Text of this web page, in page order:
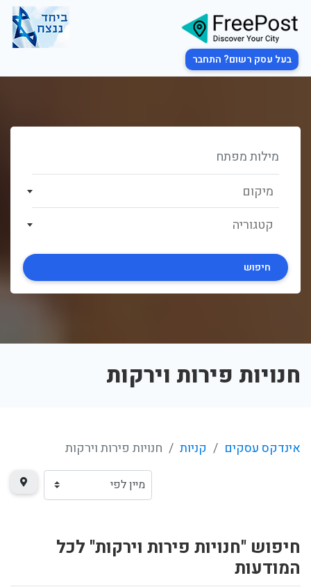
בעל עסק רשום? התחבר
מיקום
קטגוריה
חיפוש
חנויות פירות וירקות
אינדקס עסקים קניות חנויות פירות וירקות
חיפוש "חנויות פירות וירקות" לכל
המודעות